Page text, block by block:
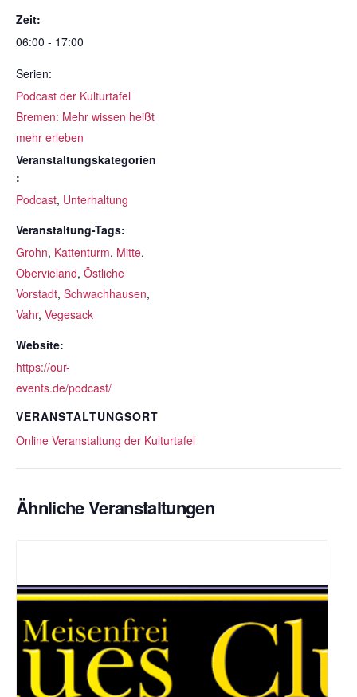
Zeit:
06:00 - 17:00
Serien:
Podcast der Kulturtafel
Bremen: Mehr wissen heißt
mehr erleben
Veranstaltungskategorien
:
Podcast, Unterhaltung
Veranstaltung-Tags:
Grohn, Kattenturm, Mitte,
Obervieland, Östliche
Vorstadt, Schwachhausen,
Vahr, Vegesack
Website:
https://our-
events.de/podcast/
VERANSTALTUNGSORT
Online Veranstaltung der Kulturtafel
Ähnliche Veranstaltungen